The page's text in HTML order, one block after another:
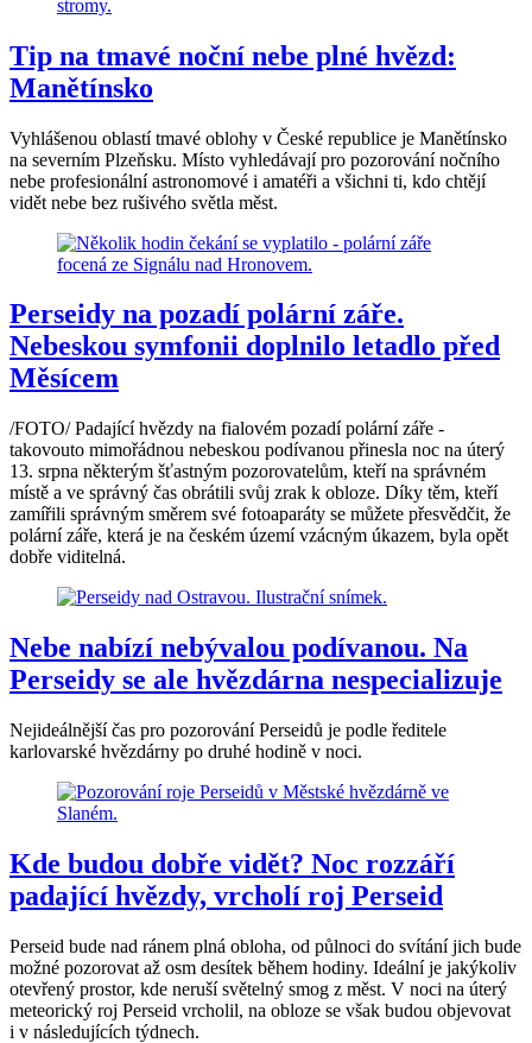
Tip na tmavé noční nebe plné hvězd:
Manětínsko
Vyhlášenou oblastí tmavé oblohy v České republice je Manětínsko
na severním Plzeňsku. Místo vyhledávají pro pozorování nočního
nebe profesionální astronomové i amatéři a všichni ti, kdo chtějí
vidět nebe bez rušivého světla měst.
Perseidy na pozadí polární záře.
Nebeskou symfonii doplnilo letadlo před
Měsícem
/FOTO/ Padající hvězdy na fialovém pozadí polární záře -
takovouto mimořádnou nebeskou podívanou přinesla noc na úterý
13. srpna některým šťastným pozorovatelům, kteří na správném
místě a ve správný čas obrátili svůj zrak k obloze. Díky těm, kteří
zamířili správným směrem své fotoaparáty se můžete přesvědčit, že
polární záře, která je na českém území vzácným úkazem, byla opět
dobře viditelná.
Nebe nabízí nebývalou podívanou. Na
Perseidy se ale hvězdárna nespecializuje
Nejideálnější čas pro pozorování Perseidů je podle ředitele
karlovarské hvězdárny po druhé hodině v noci.
Kde budou dobře vidět? Noc rozzáří
padající hvězdy, vrcholí roj Perseid
Perseid bude nad ránem plná obloha, od půlnoci do svítání jich bude
možné pozorovat až osm desítek během hodiny. Ideální je jakýkoliv
otevřený prostor, kde neruší světelný smog z měst. V noci na úterý
meteorický roj Perseid vrcholil, na obloze se však budou objevovat
i v následujících týdnech.